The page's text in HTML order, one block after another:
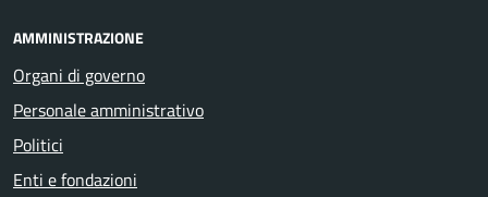
AMMINISTRAZIONE
Organi di governo
Personale amministrativo
Politici
Enti e fondazioni